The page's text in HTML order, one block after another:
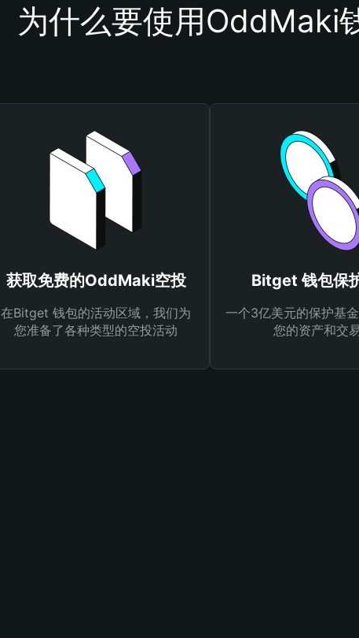
为什么要使用OddMaki
获取免费的OddMaki空投
在Bitget 钱包的活动区域，我们为
您准备了各种类型的空投活动
Bitget 钱包保
一个3亿美元的保护基
您的资产和交易